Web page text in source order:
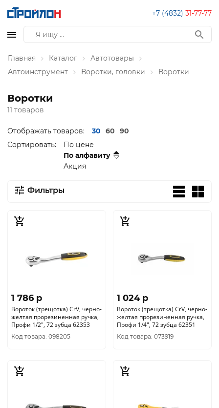
+7 (4832) 31-77-77
Главная Каталог
Автотовары
Автоинструмент
Воротки, головки Воротки
Воротки
11 товаров
Отображать товаров: 30 60
90
Сортировать:
По цене
По алфавиту
Акция
Фильтры
1 786 p
Вороток (трещотка) CrV, черно-
желтая прорезиненная ручка,
Профи 1/2", 72 зубца 62353
Код товара: 098205
1 024 p
Вороток (трещотка) CrV, черно-
желтая прорезиненная ручка,
Профи 1/4", 72 зубца 62351
Код товара: 073919